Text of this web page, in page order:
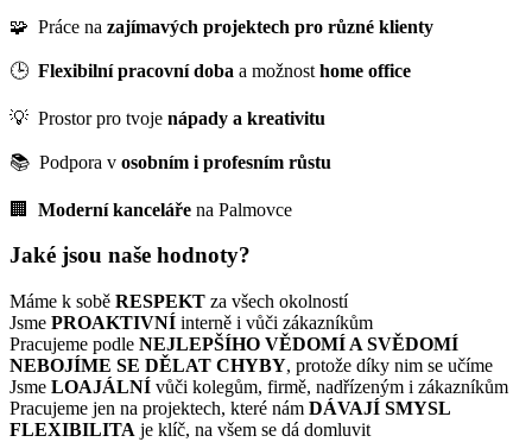
🧩 Práce na zajímavých projektech pro různé klienty
🕒 Flexibilní pracovní doba a možnost home office
💡 Prostor pro tvoje nápady a kreativitu
📚 Podpora v osobním i profesním růstu
🏢 Moderní kanceláře na Palmovce
Jaké jsou naše hodnoty?
Máme k sobě RESPEKT za všech okolností
Jsme PROAKTIVNÍ interně i vůči zákazníkům
Pracujeme podle NEJLEPŠÍHO VĚDOMÍ A SVĚDOMÍ
NEBOJÍME SE DĚLAT CHYBY, protože díky nim se učíme
Jsme LOAJÁLNÍ vůči kolegům, firmě, nadřízeným i zákazníkům
Pracujeme jen na projektech, které nám DÁVAJÍ SMYSL
FLEXIBILITA je klíč, na všem se dá domluvit